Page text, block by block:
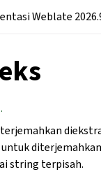
Weblate
string terpisah.